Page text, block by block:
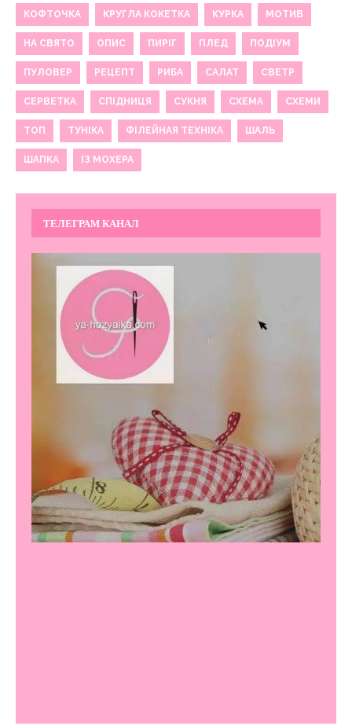
КОФТОЧКА КРУГЛА КОКЕТКА КУРКА МОТИВ
НА СВЯТО ОПИС ПИРІГ ПЛЕД ПОДІУМ
ПУЛОВЕР РЕЦЕПТ РИБА САЛАТ СВЕТР
СЕРВЕТКА СПІДНИЦЯ СУКНЯ СХЕМА СХЕМИ
ТОП ТУНІКА ФІЛЕЙНАЯ ТЕХНІКА ШАЛЬ
ШАПКА ІЗ МОХЕРА
ТЕЛЕГРАМ КАНАЛ